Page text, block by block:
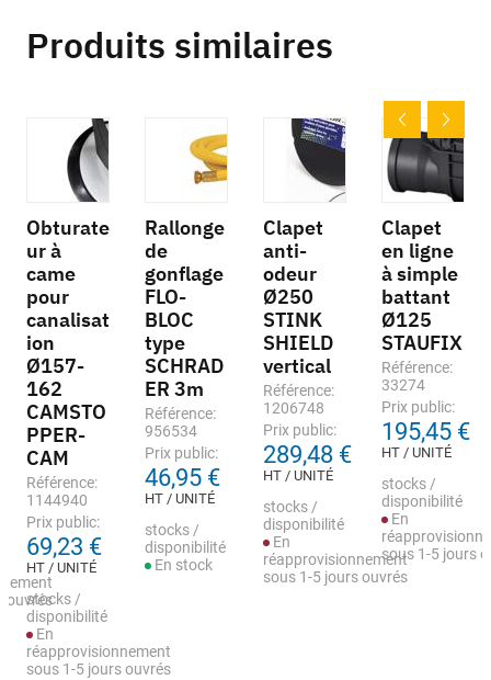
Produits similaires
ouvrés
Obturate
ur à
came
pour
canalisat
ion
Ø157-
162
CAMSTO
PPER-
CAM
Référence:
1144940
Prix public:
69,23 €
HT / UNITÉ
stocks /
disponibilité
En
réapprovisionnement
sous 1-5 jours ouvrés
Rallonge
de
gonflage
FLO-
BLOC
type
SCHRAD
ER 3m
Référence:
956534
Prix public:
46,95 €
HT / UNITÉ
stocks /
disponibilité
En stock
Clapet
anti-
odeur
Ø250
STINK
SHIELD
vertical
Référence:
1206748
Prix public:
289,48 €
HT / UNITÉ
stocks /
disponibilité
En
réapprovisionnement
sous 1-5 jours ouvrés
Clapet
en ligne
à simple
battant
Ø125
STAUFIX
Référence:
33274
Prix public:
195,45 €
HT / UNITÉ
stocks /
disponibilité
En
sous 1-5 jours